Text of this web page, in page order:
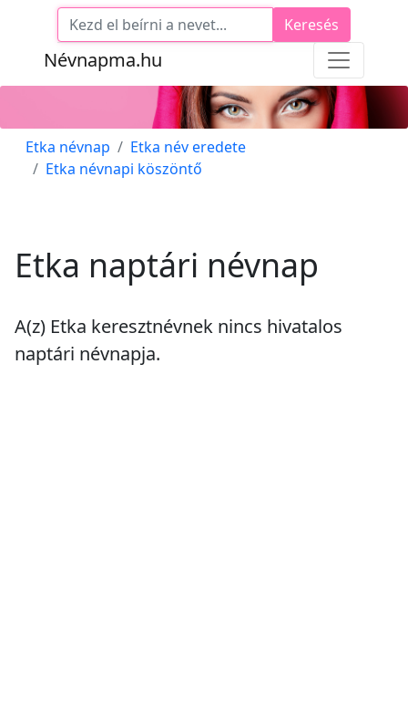
Névnapma.hu
Keresés
Etka névnap
Etka név eredete
Etka névnapi köszöntő
Etka naptári névnap
A(z) Etka keresztnévnek nincs hivatalos
naptári névnapja.